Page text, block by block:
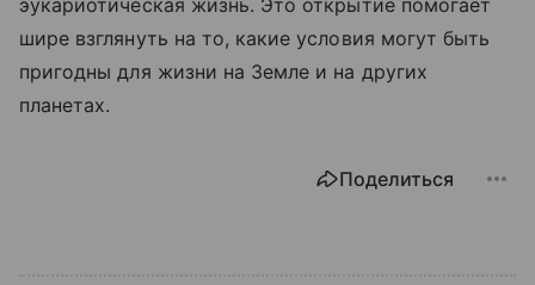
эукариотическая жизнь. Это открытие помогает
шире взглянуть на то, какие условия могут быть
пригодны для жизни на Земле и на других
планетах.
Поделиться